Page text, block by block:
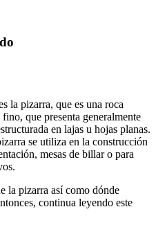
la pizarra, que es una roca
que presenta generalmente
en lajas u hojas planas.
se utiliza en la construcción
mesas de billar o para
la pizarra así como dónde
continua leyendo este